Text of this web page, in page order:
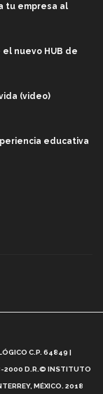
tu empresa al
nuevo HUB de
(video)
educativa
Tec? (video)
C.P. 64849 |
2000 D.R.© INSTITUTO
MÉXICO. 2018